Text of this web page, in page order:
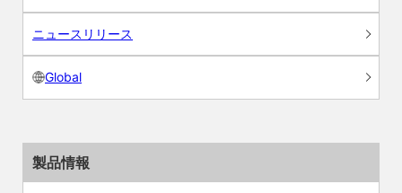
ニュースリリース
Global
製品情報